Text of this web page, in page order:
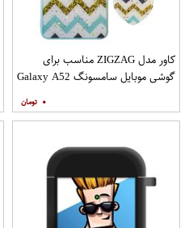
کاور مدل ZIGZAG مناسب برای
گوشی موبایل سامسونگ Galaxy A52
۰